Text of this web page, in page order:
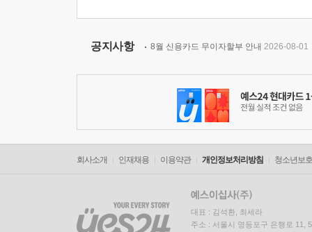
공지사항 8월 신용카드 무이자할부 안내 2026-08-01
회사소개 인재채용 이용약관 개인정보처리방침 청소년보
대표 : 김석환, 최세라
주소 : 서울시 영등포구 은행로 11,